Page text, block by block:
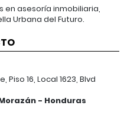
en asesoría inmobiliaria,
Urbana del Futuro.
16, Local 1623, Blvd
- Honduras